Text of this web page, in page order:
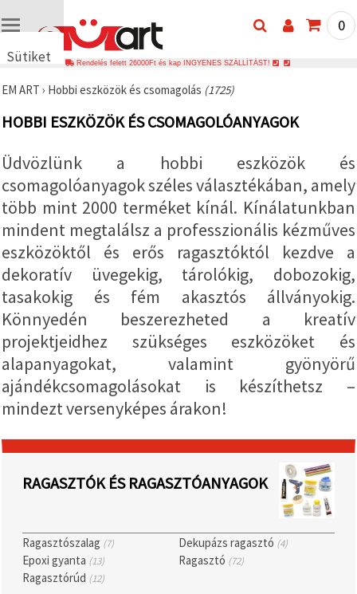
Sütiket
🍪 Cookie-
hasonló
annak
érdekében,
hogy
biztosítsuk
a weboldal
megfelelő
működését,
javítsuk az
Ön
felhasználói
és az Ön
hozzájárulásával
elemezzük
a
forgalmat,
valamint
relevánsabb
tartalmat
hirdetéseket
meg,
beleértve
marketingpartnereink
segítségével
elfogadása"
gombra
kattintva
elfogadhatja
az összes
0
Rendelés felett 26000Ft és kap INGYENES SZÁLLÍTÁST!
EM ART › Hobbi eszközök és csomagolás (1725)
HOBBI ESZKÖZÖK ÉS CSOMAGOLÓANYAGOK
Üdvözlünk a hobbi eszközök és
csomagolóanyagok széles választékában, amely
több mint 2000 terméket kínál. Kínálatunkban
mindent megtalálsz a professzionális kézműves
eszközöktől és erős ragasztóktól kezdve a
dekoratív üvegekig, tárolókig, dobozokig,
tasakokig és fém akasztós állványokig.
Könnyedén beszerezheted a kreatív
projektjeidhez szükséges eszközöket és
alapanyagokat, valamint gyönyörű
ajándékcsomagolásokat is készíthetsz –
mindezt versenyképes árakon!
RAGASZTÓK ÉS RAGASZTÓANYAGOK
Ragasztószalag (7) Dekupázs ragasztó (4)
Epoxi gyanta (13) Ragasztó (72)
Ragasztórúd (12)